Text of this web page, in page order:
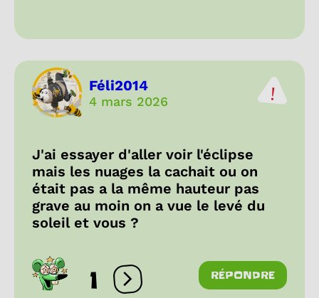
Féli2014
4 mars 2026
J'ai essayer d'aller voir l'éclipse
mais les nuages la cachait ou on
était pas a la même hauteur pas
grave au moin on a vue le levé du
soleil et vous ?
1 Ouvrir les réactions
RÉPONDRE